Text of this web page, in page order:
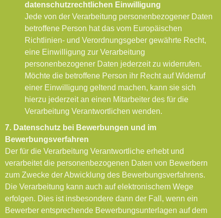
datenschutzrechtlichen Einwilligung
Jede von der Verarbeitung personenbezogener Daten
betroffene Person hat das vom Europäischen
Richtlinien- und Verordnungsgeber gewährte Recht,
eine Einwilligung zur Verarbeitung
personenbezogener Daten jederzeit zu widerrufen.
Möchte die betroffene Person ihr Recht auf Widerruf
einer Einwilligung geltend machen, kann sie sich
hierzu jederzeit an einen Mitarbeiter des für die
Verarbeitung Verantwortlichen wenden.
7. Datenschutz bei Bewerbungen und im
Bewerbungsverfahren
Der für die Verarbeitung Verantwortliche erhebt und
verarbeitet die personenbezogenen Daten von Bewerbern
zum Zwecke der Abwicklung des Bewerbungsverfahrens.
Die Verarbeitung kann auch auf elektronischem Wege
erfolgen. Dies ist insbesondere dann der Fall, wenn ein
Bewerber entsprechende Bewerbungsunterlagen auf dem